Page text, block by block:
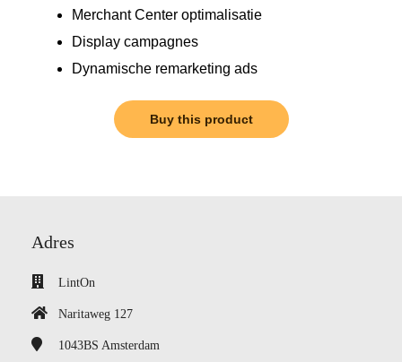
Merchant Center optimalisatie
Display campagnes
Dynamische remarketing ads
Buy this product
Adres
LintOn
Naritaweg 127
1043BS Amsterdam